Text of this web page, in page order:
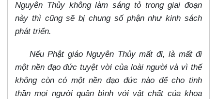
Nguyên Thủy không làm sáng tỏ trong giai đoạn
này thì cũng sẽ bị chung số phận như kinh sách
phát triển.
Nếu Phật giáo Nguyên Thủy mất đi, là mất đi
một nền đạo đức tuyệt vời của loài người và vì thế
không còn có một nền đạo đức nào để cho tinh
thần mọi người quân bình với vật chất của khoa